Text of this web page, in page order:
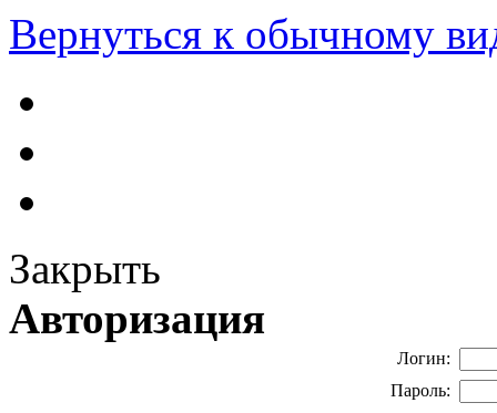
Вернуться к обычному
Закрыть
Авторизация
Логин:
Пароль: